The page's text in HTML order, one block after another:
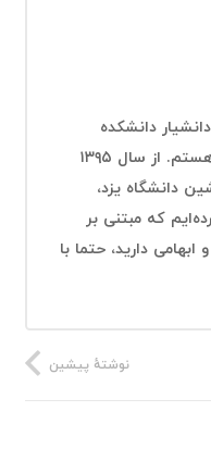
دانشکده
مهندسی کامیپیوتر دانشگاه یزد هستم. از سال ۱۳۹۵
دانشگاه یزد،
که مبتنی بر
دارید، حتما با
نوشتهٔ پیشین